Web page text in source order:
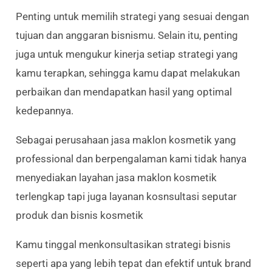
Penting untuk memilih strategi yang sesuai dengan
tujuan dan anggaran bisnismu. Selain itu, penting
juga untuk mengukur kinerja setiap strategi yang
kamu terapkan, sehingga kamu dapat melakukan
perbaikan dan mendapatkan hasil yang optimal
kedepannya.
Sebagai perusahaan jasa maklon kosmetik yang
professional dan berpengalaman kami tidak hanya
menyediakan layahan jasa maklon kosmetik
terlengkap tapi juga layanan kosnsultasi seputar
produk dan bisnis kosmetik
Kamu tinggal menkonsultasikan strategi bisnis
seperti apa yang lebih tepat dan efektif untuk brand